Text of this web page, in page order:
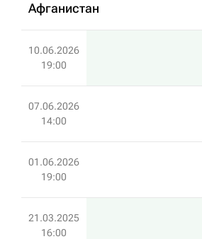
Афганистан
10.06.2026
19:00
07.06.2026
14:00
01.06.2026
19:00
21.03.2025
16:00